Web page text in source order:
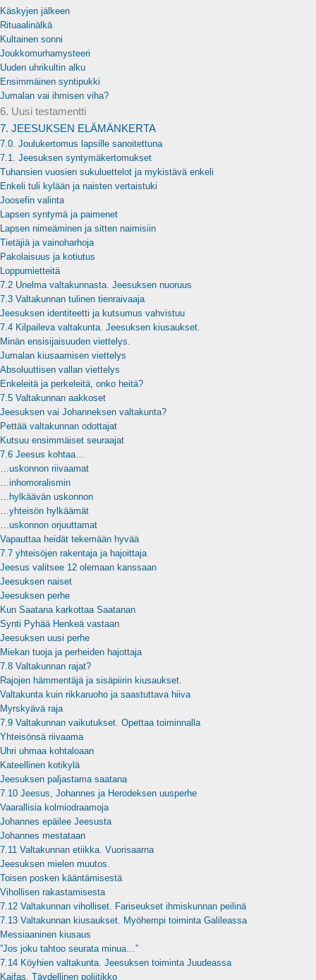
Käskyjen jälkeen
Rituaalinälkä
Kultainen sonni
Joukkomurhamysteeri
Uuden uhrikultin alku
Ensimmäinen syntipukki
Jumalan vai ihmisen viha?
6. Uusi testamentti
7. JEESUKSEN ELÄMÄNKERTA
7.0. Joulukertomus lapsille sanoitettuna
7.1. Jeesuksen syntymäkertomukset
Tuhansien vuosien sukuluettelot ja mykistävä enkeli
Enkeli tuli kylään ja naisten vertaistuki
Joosefin valinta
Lapsen syntymä ja paimenet
Lapsen nimeäminen ja sitten naimisiin
Tietäjiä ja vainoharhoja
Pakolaisuus ja kotiutus
Loppumietteitä
7.2 Unelma valtakunnasta. Jeesuksen nuoruus
7.3 Valtakunnan tulinen tienraivaaja
Jeesuksen identiteetti ja kutsumus vahvistuu
7.4 Kilpaileva valtakunta. Jeesuksen kiusaukset.
Minän ensisijaisuuden viettelys.
Jumalan kiusaamisen viettelys
Absoluuttisen vallan viettelys
Enkeleitä ja perkeleitä, onko heitä?
7.5 Valtakunnan aakkoset
Jeesuksen vai Johanneksen valtakunta?
Pettää valtakunnan odottajat
Kutsuu ensimmäiset seuraajat
7.6 Jeesus kohtaa…
…uskonnon riivaamat
…inhomoralismin
…hylkäävän uskonnon
…yhteisön hylkäämät
…uskonnon orjuuttamat
Vapauttaa heidät tekemään hyvää
7.7 yhteisöjen rakentaja ja hajoittaja
Jeesus valitsee 12 olemaan kanssaan
Jeesuksen naiset
Jeesuksen perhe
Kun Saatana karkottaa Saatanan
Synti Pyhää Henkeä vastaan
Jeesuksen uusi perhe
Miekan tuoja ja perheiden hajottaja
7.8 Valtakunnan rajat?
Rajojen hämmentäjä ja sisäpiirin kiusaukset.
Valtakunta kuin rikkaruoho ja saastuttava hiiva
Myrskyävä raja
7.9 Valtakunnan vaikutukset. Opettaa toiminnalla
Yhteisönsä riivaama
Uhri uhmaa kohtaloaan
Kateellinen kotikylä
Jeesuksen paljastama saatana
7.10 Jeesus, Johannes ja Herodeksen uusperhe
Vaarallisia kolmiodraamoja
Johannes epäilee Jeesusta
Johannes mestataan
7.11 Valtakunnan etiikka. Vuorisaarna
Jeesuksen mielen muutos.
Toisen posken kääntämisestä
Vihollisen rakastamisesta
7.12 Valtakunnan viholliset. Fariseukset ihmiskunnan peilinä
7.13 Valtakunnan kiusaukset. Myöhempi toiminta Galileassa
Messiaaninen kiusaus
”Jos joku tahtoo seurata minua…”
7.14 Köyhien valtakunta. Jeesuksen toiminta Juudeassa
Kaifas. Täydellinen poliitikko